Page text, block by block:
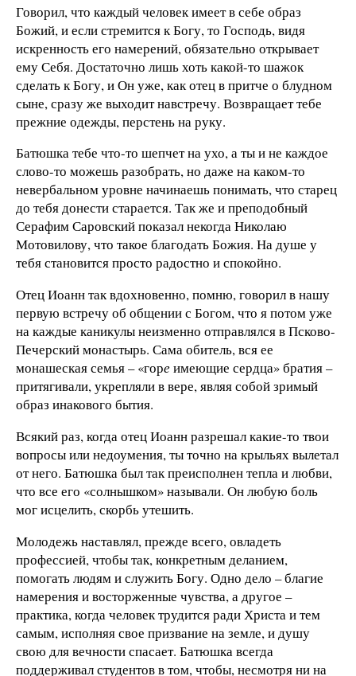
Говорил, что каждый человек имеет в себе образ
Божий, и если стремится к Богу, то Господь, видя
искренность его намерений, обязательно открывает
ему Себя. Достаточно лишь хоть какой-то шажок
сделать к Богу, и Он уже, как отец в притче о блудном
сыне, сразу же выходит навстречу. Возвращает тебе
прежние одежды, перстень на руку.
Батюшка тебе что-то шепчет на ухо, а ты и не каждое
слово-то можешь разобрать, но даже на каком-то
невербальном уровне начинаешь понимать, что старец
до тебя донести старается. Так же и преподобный
Серафим Саровский показал некогда Николаю
Мотовилову, что такое благодать Божия. На душе у
тебя становится просто радостно и спокойно.
Отец Иоанн так вдохновенно, помню, говорил в нашу
первую встречу об общении с Богом, что я потом уже
на каждые каникулы неизменно отправлялся в Псково-
Печерский монастырь. Сама обитель, вся ее
монашеская семья – «гореимеющие сердца» братия –
притягивали, укрепляли в вере, являя собой зримый
образ инакового бытия.
Всякий раз, когда отец Иоанн разрешал какие-то твои
вопросы или недоумения, ты точно на крыльях вылетал
от него. Батюшка был так преисполнен тепла и любви,
что все его «солнышком» называли. Он любую боль
мог исцелить, скорбь утешить.
Молодежь наставлял, прежде всего, овладеть
профессией, чтобы так, конкретным деланием,
помогать людям и служить Богу. Одно дело – благие
намерения и восторженные чувства, а другое –
практика, когда человек трудится ради Христа и тем
самым, исполняя свое призвание на земле, и душу
свою для вечности спасает. Батюшка всегда
поддерживал студентов в том, чтобы, несмотря ни на